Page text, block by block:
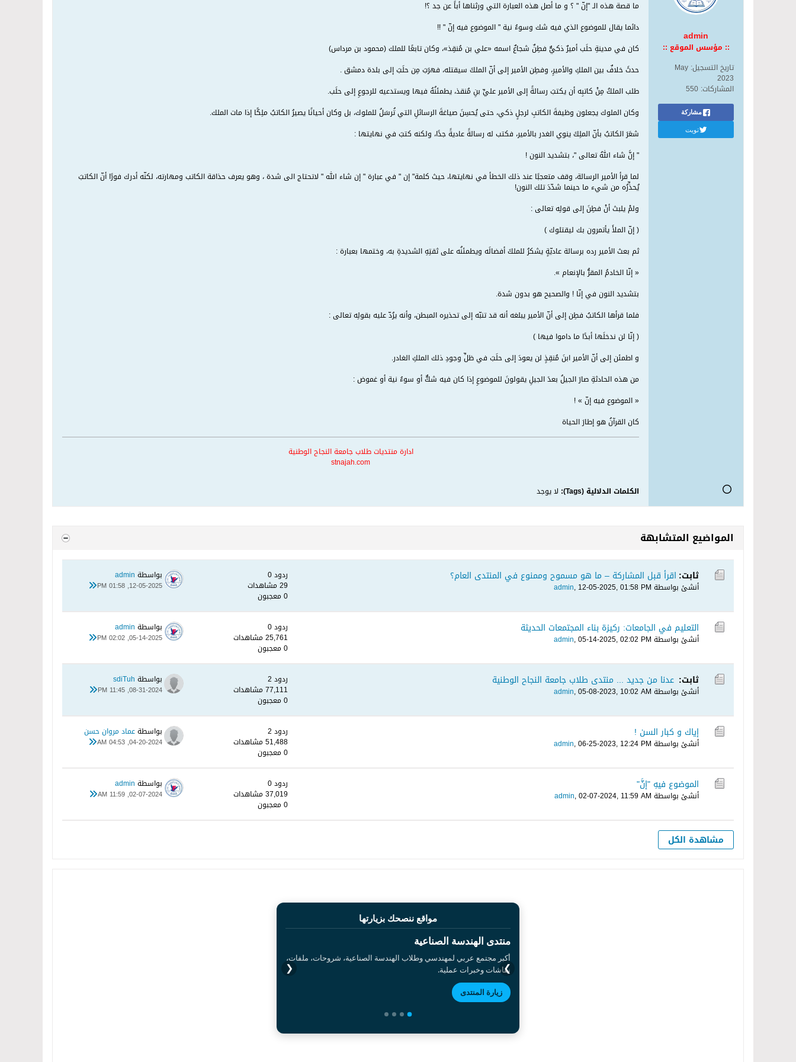
admin
:: مؤسس الموقع ::
تاريخ التسجيل: May
2023
المشاركات: 550
مشاركة
تويت
ما قصة هذه الـ "إنّ " ؟ و ما أصل هذه العبارة التي ورثناها أباً عن جد ؟!
دائما يقال للموضوع الذي فيه شك وسوءُ نية " الموضوع فيه إنّ " !!
كان في مدينةِ حلَب أميرٌ ذكيٌّ فطِنٌ شجاعٌ اسمه «علي بن مُنقِذ»، وكان تابعًا للملك (محمود بن مرداس)
حدثَ خلافٌ بين الملكِ والأميرِ، وفطِن الأمير إلى أنّ الملكَ سيقتله، فهرَبَ مِن حلَبَ إلى بلدة دمشق .
طلب الملكُ مِنْ كاتبِه أن يكتبَ رسالةً إلى الأمير عليِّ بنِ مُنقذ، يطمئنُهُ فيها ويستدعيه للرجوعِ إلى حلَب.
وكان الملوك يجعلون وظيفةَ الكاتبِ لرجلٍ ذكي، حتى يُحسِنَ صياغةَ الرسائلِ التي تُرسَلُ للملوك، بل وكان أحيانًا يصيرُ الكاتبُ ملِكًا إذا مات الملك.
شعَرَ الكاتبُ بأنّ الملِكَ ينوي الغدر بالأمير، فكتب له رسالةً عاديةً جدًا، ولكنه كتبَ في نهايتها :
" إنَّ شاء اللهُ تعالى "، بتشديد النون !
لما قرأ الأمير الرسالة، وقف متعجبًا عند ذلك الخطأ في نهايتها، حيث كلمة" إن " في عبارة " إن شاء الله " لاتحتاج الى شدة ، وهو يعرف حذاقة الكاتب ومهارته، لكنّه أدرك فورًا أنّ الكاتبَ
يُحذِّرُه من شيء ما حينما شدّدَ تلك النون!
ولمْ يلبث أنْ فطِنَ إلى قولِه تعالى :
( إنّ الملأَ يأتمرون بك ليقتلوك )
ثم بعث الأمير رده برسالة عاديّةٍ يشكرُ للملكَ أفضالَه ويطمئنُه على ثقتِهِ الشديدةِ به، وختمها بعبارة :
« إنّا الخادمُ المقرُّ بالإنعام ».
بتشديد النون في إنّا ! والصحيح هو بدون شدة.
فلما قرأها الكاتبُ فطِن إلى أنّ الأمير يبلغه أنه قد تنبّه إلى تحذيره المبطن، وأنه يرُدّ عليه بقولِه تعالى :
( إنّا لن ندخلَها أبدًا ما داموا فيها )
و اطمئن إلى أنّ الأمير ابنَ مُنقِذٍ لن يعودَ إلى حلَبَ في ظلِّ وجودِ ذلك الملكِ الغادر.
من هذه الحادثةِ صارَ الجيلُ بعدَ الجيلِ يقولونَ للموضوعِ إذا كان فيه شكٌّ أو سوءُ نية أو غموض :
« الموضوع فيه إنّ » !
كان القرآنُ هو إطارَ الحياة
ادارة منتديات طلاب جامعة النجاح الوطنية
stnajah.com
الكلمات الدلالية (Tags): لا يوجد
المواضيع المتشابهة
ثابت: اقرأ قبل المشاركة – ما هو مسموح وممنوع في المنتدى العام؟
أنشئ بواسطة admin, 12-05-2025, 01:58 PM
ردود 0
29 مشاهدات
0 معجبون
بواسطة admin
12-05-2025, 01:58 PM
التعليم في الجامعات: ركيزة بناء المجتمعات الحديثة
أنشئ بواسطة admin,05-14-2025, 02:02 PM
ردود 0
25,761 مشاهدات
0 معجبون
بواسطة admin
05-14-2025, 02:02 PM
ثابت: عدنا من جديد ... منتدى طلاب جامعة النجاح الوطنية
أنشئ بواسطة admin,05-08-2023, 10:02 AM
ردود 2
77,111 مشاهدات
0 معجبون
بواسطة sdiTuh
08-31-2024, 11:45 PM
إياك و كبار السن !
أنشئ بواسطة admin,06-25-2023, 12:24 PM
ردود 2
51,488 مشاهدات
0 معجبون
بواسطةعماد مروان حسن
04-20-2024, 04:53 AM
الموضوع فيهِ "إنَّ"
أنشئ بواسطة admin,02-07-2024, 11:59 AM
ردود 0
37,019 مشاهدات
0 معجبون
بواسطة admin
02-07-2024, 11:59 AM
مشاهدة الكل
مواقع ننصحك بزيارتها
منتدى الهندسة الصناعية
أكبر مجتمع عربي لمهندسي وطلاب الهندسة الصناعية، شروحات، ملفات،
نقاشات وخبرات عملية.
زيارة المنتدى
❮ ❯